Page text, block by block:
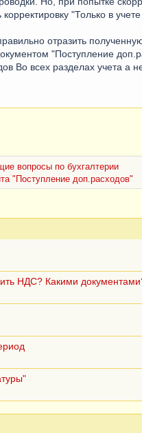
"Только в
отразить
"Поступление
Во всех разделах учета а
вопросы по бухгалтерии
"Поступление доп.расходов"
НДС? Какими